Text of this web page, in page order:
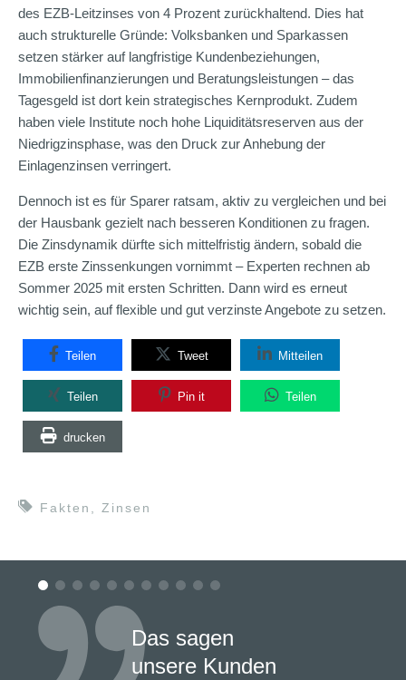
des EZB-Leitzinses von 4 Prozent zurückhaltend. Dies hat
auch strukturelle Gründe: Volksbanken und Sparkassen
setzen stärker auf langfristige Kundenbeziehungen,
Immobilienfinanzierungen und Beratungsleistungen – das
Tagesgeld ist dort kein strategisches Kernprodukt. Zudem
haben viele Institute noch hohe Liquiditätsreserven aus der
Niedrigzinsphase, was den Druck zur Anhebung der
Einlagenzinsen verringert.
Dennoch ist es für Sparer ratsam, aktiv zu vergleichen und bei
der Hausbank gezielt nach besseren Konditionen zu fragen.
Die Zinsdynamik dürfte sich mittelfristig ändern, sobald die
EZB erste Zinssenkungen vornimmt – Experten rechnen ab
Sommer 2025 mit ersten Schritten. Dann wird es erneut
wichtig sein, auf flexible und gut verzinste Angebote zu setzen.
Teilen Tweet Mitteilen
Teilen Pin it Teilen
drucken
Fakten Zinsen
Das sagen
unsere Kunden